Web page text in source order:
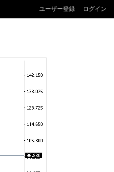
ユーザー登録 ログイン